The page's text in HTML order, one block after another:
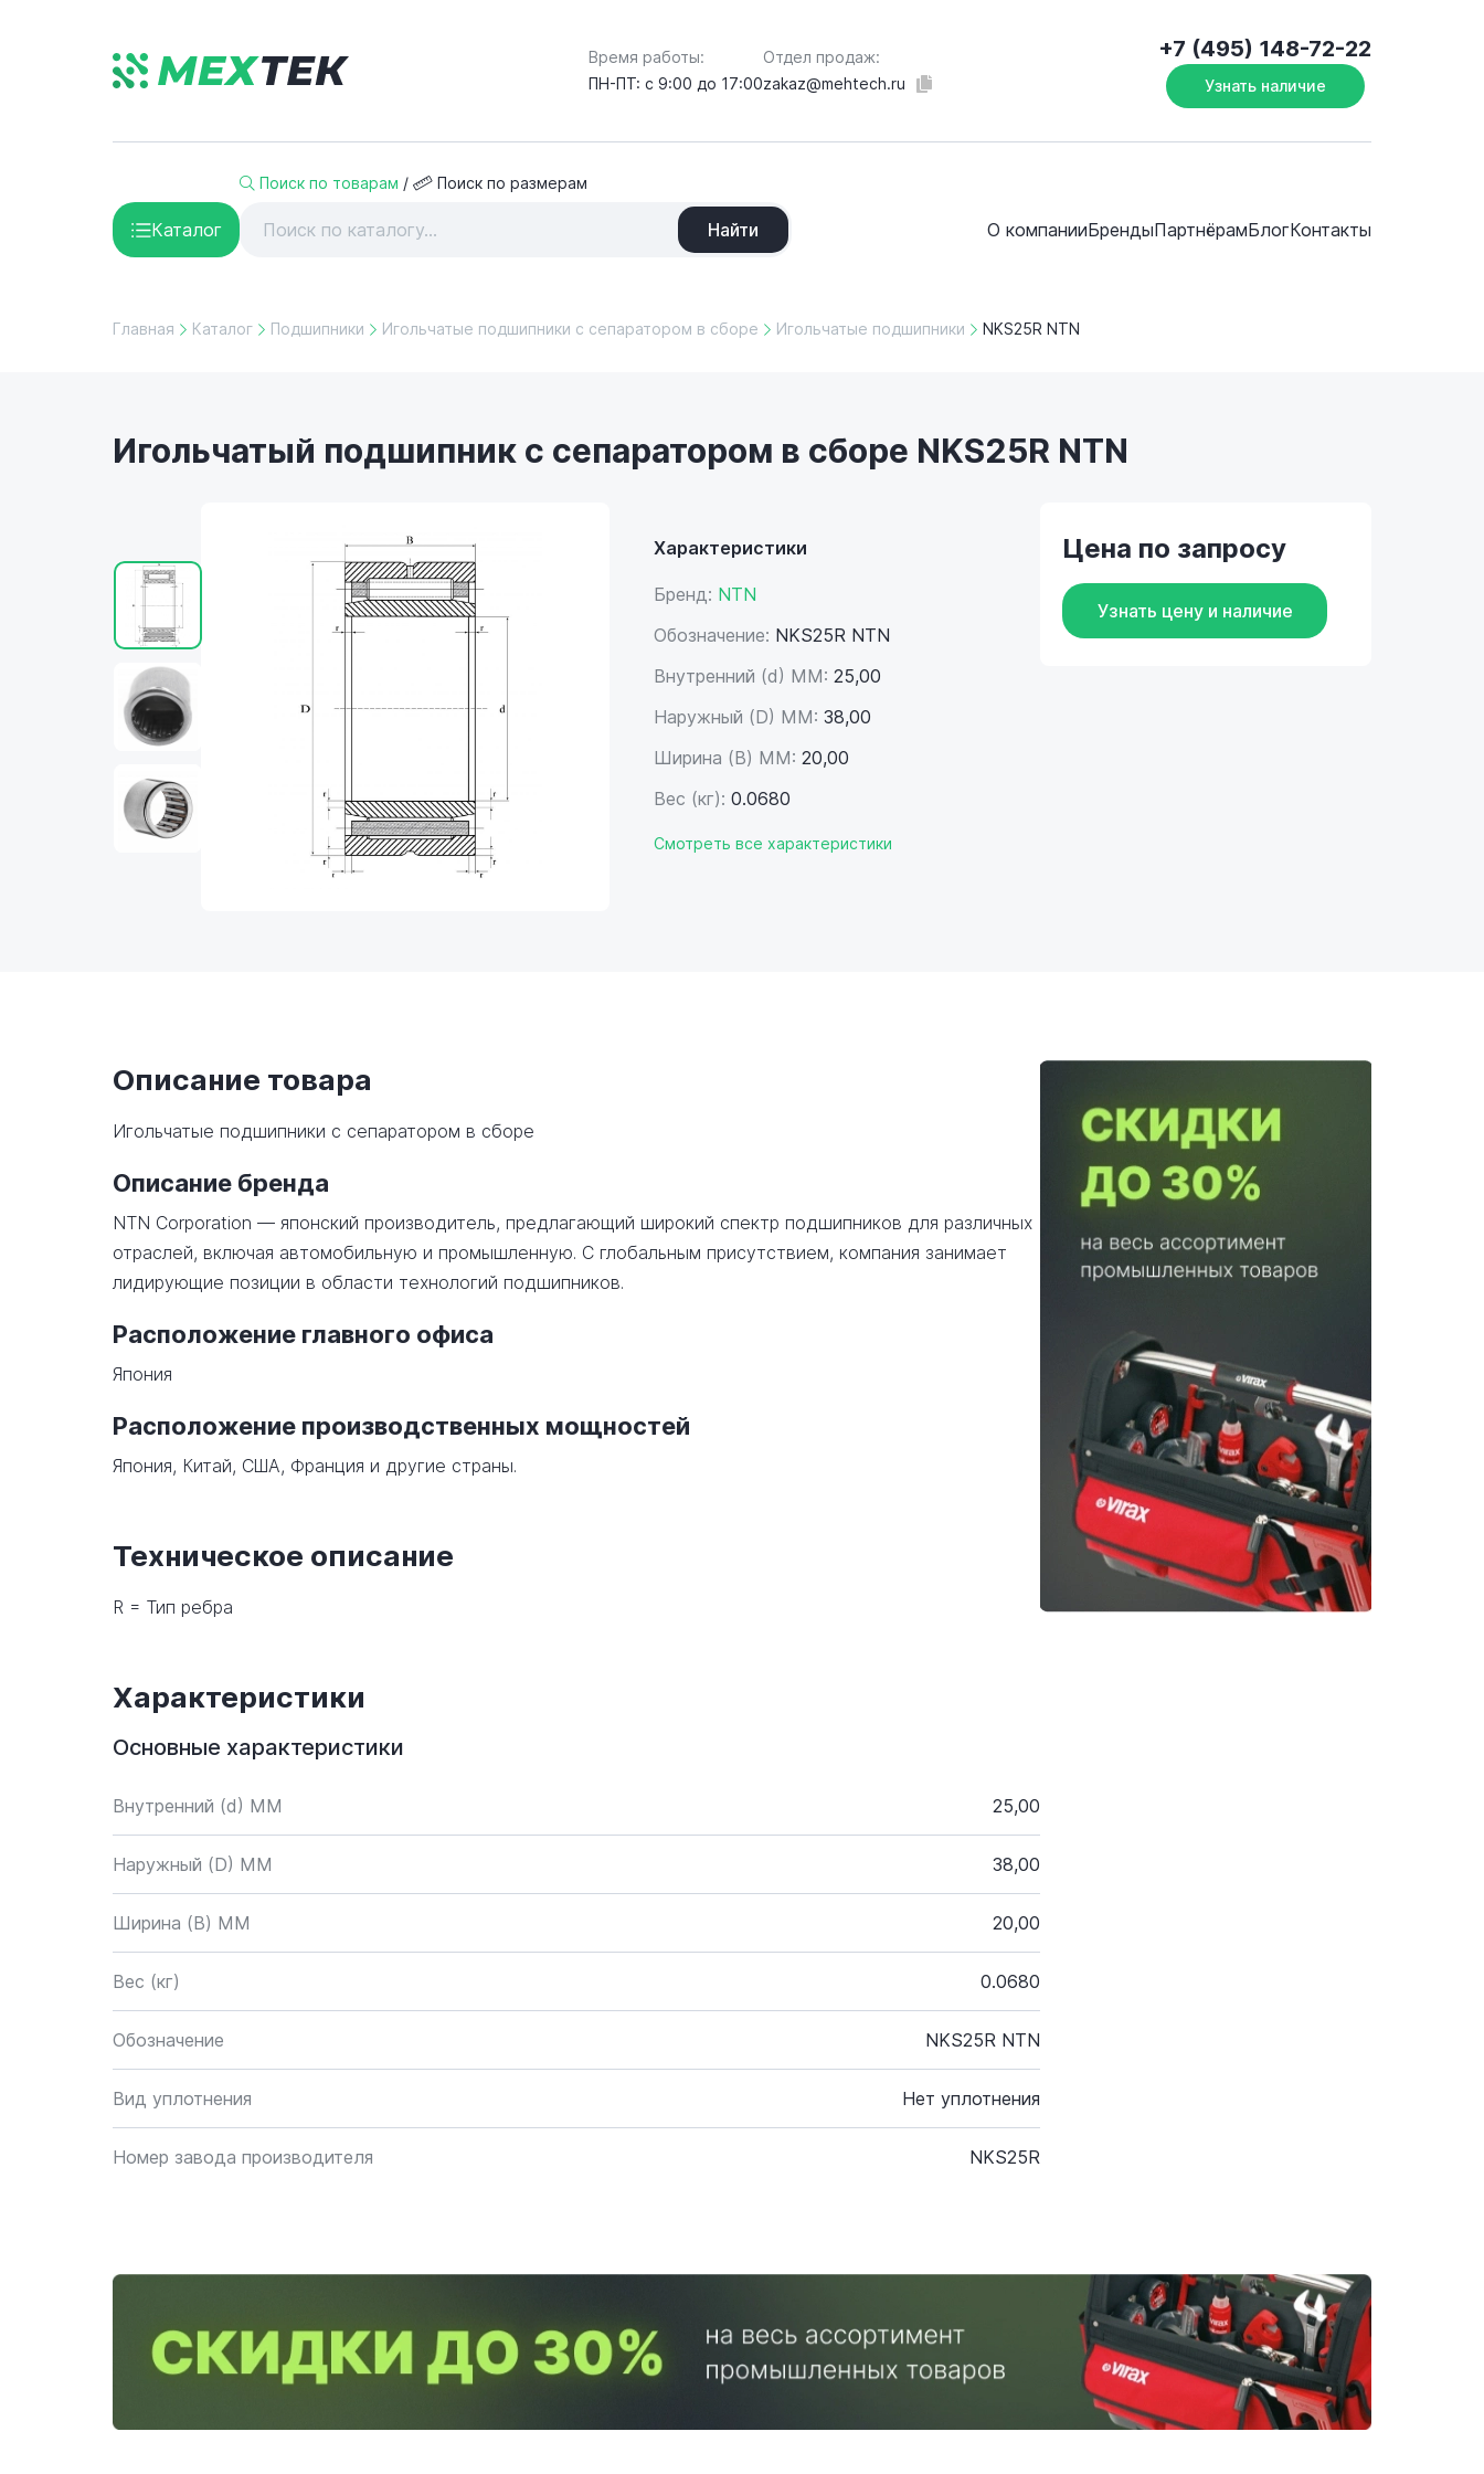
Время работы:
ПН-ПТ: с 9:00 до 17:00
Отдел продаж:
zakaz@mehtech.ru
+7 (495) 148-72-22
Узнать наличие
Каталог
Поиск по товарам / Поиск по размерам
Найти О компанииБрендыПартнёрамБлогКонтакты
Главная Каталог Подшипники Игольчатые подшипники с сепаратором в сборе Игольчатые подшипники NKS25R NTN
Игольчатый подшипник с сепаратором в сборе NKS25R NTN
Характеристики
Бренд: NTN
Обозначение: NKS25R NTN
Внутренний (d) ММ: 25,00
Наружный (D) ММ: 38,00
Ширина (B) MM: 20,00
Вес (кг): 0.0680
Смотреть все характеристики
Цена по запросу
Узнать цену и наличие
Описание товара
Игольчатые подшипники с сепаратором в сборе
Описание бренда
NTN Corporation — японский производитель, предлагающий широкий спектр подшипников для различных
отраслей, включая автомобильную и промышленную. С глобальным присутствием, компания занимает
лидирующие позиции в области технологий подшипников.
Расположение главного офиса
Япония
Расположение производственных мощностей
Япония, Китай, США, Франция и другие страны.
Техническое описание
R = Тип ребра
Характеристики
Основные характеристики
Внутренний (d) ММ 25,00
Наружный (D) ММ 38,00
Ширина (B) MM 20,00
Вес (кг) 0.0680
Обозначение NKS25R NTN
Вид уплотнения Нет уплотнения
Номер завода производителя NKS25R